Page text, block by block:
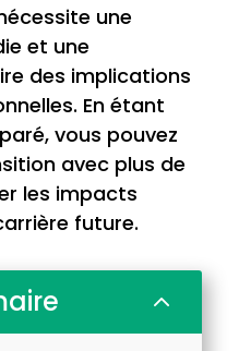
une
et une
des implications
En étant
vous pouvez
avec plus de
les impacts
future.
2